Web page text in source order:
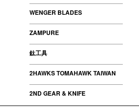
WENGER BLADES
ZAMPURE
鈦工具
2HAWKS TOMAHAWK TAIWAN
2ND GEAR & KNIFE